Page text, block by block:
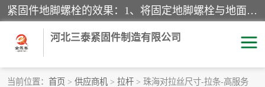
紧固件地脚螺栓的效果：1、将固定地脚螺栓与地面用水泥等物品灌溉在一起，可用来固定较小振荡和冲击的设备。2、活动地脚是一种可拆卸的地脚螺栓，可以固定有激烈振荡和冲击的大型机器设备。3、胀锚地脚螺栓用于固定比较简略且重量轻的设备，辅佐设备长期处于静止状态下。4、粘接地脚螺栓为一种使用广泛且常见的设备，它也是用来固定简略设备的小件。
河北三泰紧固件制造有限公司
当前位置： 首页 > 供应商机 > 拉杆 > 珠海对拉丝尺寸-拉条-高服务